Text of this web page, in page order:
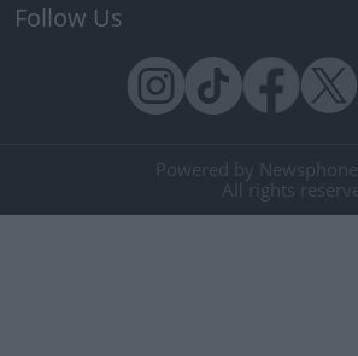
Follow Us
Powered by Newsphone
All rights